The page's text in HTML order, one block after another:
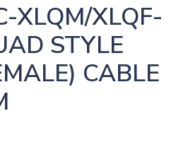
XLQM/XLQF-
STYLE
CABLE